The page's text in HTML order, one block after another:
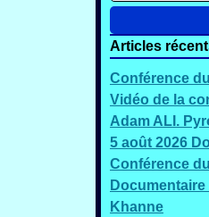
Articles
Conférence
Vidéo de la
Adam ALI.
5 août 2026
Conférence
Khanne